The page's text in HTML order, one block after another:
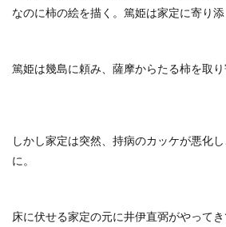
なのに柿の絵を描く。篤姫は家定に寄り添
篤姫は幾島に頼み、薩摩からたる柿を取り
しかし家定は突然、持病のカッケが悪化
に。
床に伏せる家定の元に井伊直弼がやってき